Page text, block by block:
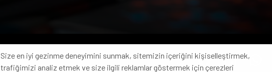
Size en iyi gezinme deneyimini sunmak, sitemizin içeriğini kişiselleştirmek,
trafiğimizi analiz etmek ve size ilgili reklamlar göstermek için çerezleri